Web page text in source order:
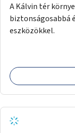
A Kálvin tér
biztonságosabbá
eszközökkel.